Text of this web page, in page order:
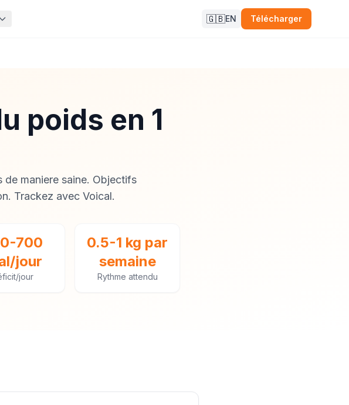
🇬🇧EN Télécharger
poids en 1
de maniere saine. Objectifs
Trackez avec Voical.
700
jour
jour
0.5-1 kg par
semaine
Rythme attendu